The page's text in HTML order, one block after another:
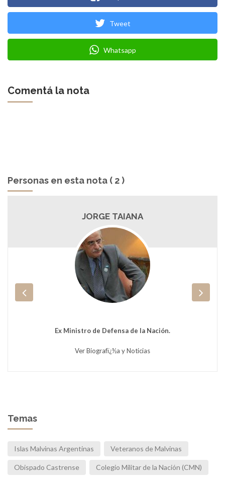
Tweet
Whatsapp
Comentá la nota
Personas en esta nota ( 2 )
JORGE TAIANA
Ex Ministro de Defensa de la Nación.
Ver Biografï¿½a y Noticias
Temas
Islas Malvinas Argentinas Veteranos de Malvinas
Obispado Castrense Colegio Militar de la Nación (CMN)